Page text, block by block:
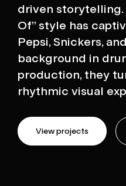
driven storytelling.
Of” style has
Pepsi, Snickers,
background in
production, they
rhythmic visual
View projects